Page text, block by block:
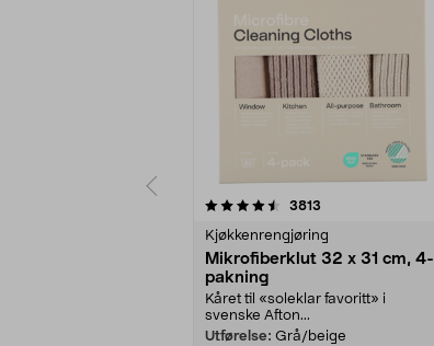
3813
Kjøkkenrengjøring
Mikrofiberklut 32 x 31 cm, 4-
pakning
Kåret til «soleklar favoritt» i
svenske Afton...
Utførelse: Grå/beige
4.5av 5 stjerner